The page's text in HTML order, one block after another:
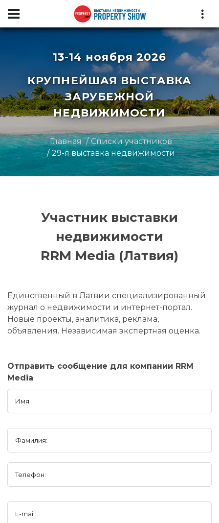
13-14 ноября 2026
КРУПНЕЙШАЯ ВЫСТАВКА
ЗАРУБЕЖНОЙ
НЕДВИЖИМОСТИ
Главная
Списки участников
29-я выставка недвижимости
Участник выставки
недвижимости
RRM Media (Латвия)
Единственный в Латвии специализированный
журнал о недвижимости и интернет-портал.
Новые проекты, аналитика, реклама,
объявления. Независимая экспертная оценка.
Отправить сообщение для компании RRM
Media
Имя:
Фамилия:
Телефон:
E-mail: